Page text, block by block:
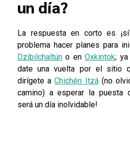
un día?
La respuesta en corto es
problema hacer planes para
Dzibilchaltún o enOxkintok; ya
date una vuelta por el sitio
dirígete aChichén Itzá(no
camino) a esperar la puesta
será un día inolvidable!